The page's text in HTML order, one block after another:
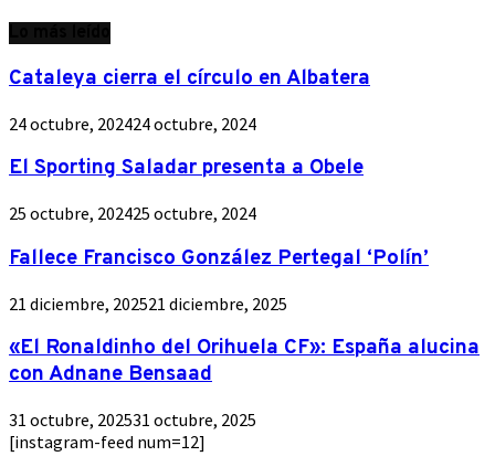
Cataleya cierra el círculo en Albatera
24 octubre, 202424 octubre, 2024
El Sporting Saladar presenta a Obele
25 octubre, 202425 octubre, 2024
Fallece Francisco González Pertegal ‘Polín’
21 diciembre, 202521 diciembre, 2025
«El Ronaldinho del Orihuela CF»: España alucina
con Adnane Bensaad
31 octubre, 202531 octubre, 2025
[instagram-feed num=12]